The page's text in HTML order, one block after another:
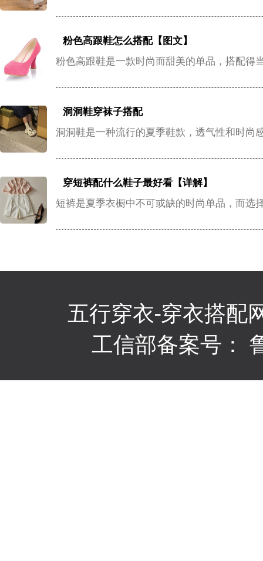
粉色高跟鞋怎么搭配【图文】
粉色高跟鞋是一款时尚而甜美的单品，搭配得
洞洞鞋穿袜子搭配
洞洞鞋是一种流行的夏季鞋款，透气性和时尚
穿短裤配什么鞋子最好看【详解】
短裤是夏季衣橱中不可或缺的时尚单品，而选
五行穿衣-穿衣搭配
工信部备案号：